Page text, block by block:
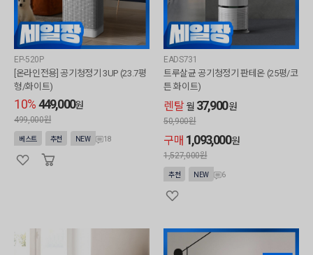
EP-520P
[온라인전용] 공기청정기 3UP (23.7평
형/화이트)
10%449,000원
499,000원
베스트 추천 NEW 18
EADS731
트루살균 공기청정기 판테온 (25평/코
튼 화이트)
렌탈 월 37,900원
50,900원
구매 1,093,000원
1,527,000원
추천 NEW 6